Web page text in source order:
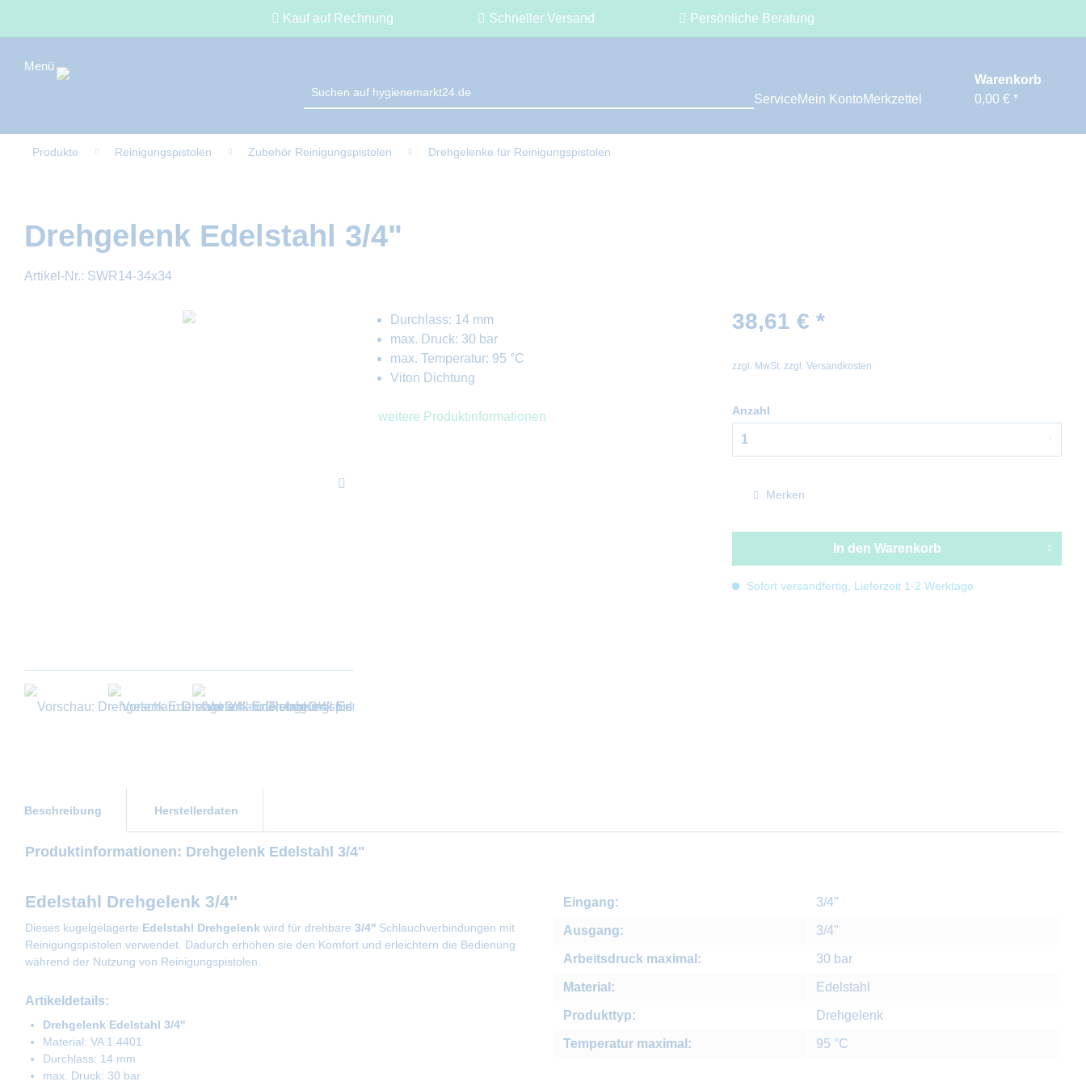
Kauf auf Rechnung Schneller Versand Persönliche Beratung
ServiceMein KontoMerkzettel
Warenkorb
0,00 € *
Produkte Reinigungspistolen Zubehör Reinigungspistolen Drehgelenke für Reinigungspistolen
Drehgelenk Edelstahl 3/4"
Artikel-Nr.: SWR14-34x34
Durchlass: 14 mm
max. Druck: 30 bar
max. Temperatur: 95 °C
Viton Dichtung
weitere Produktinformationen
38,61 € *
zzgl. MwSt. zzgl. Versandkosten
Anzahl
Merken
In den Warenkorb
Sofort versandfertig, Lieferzeit 1-2 Werktage
Beschreibung Herstellerdaten
Produktinformationen: Drehgelenk Edelstahl 3/4"
Edelstahl Drehgelenk 3/4''
Dieses kugelgelagerte Edelstahl Drehgelenk wird für drehbare 3/4'' Schlauchverbindungen mit
Reinigungspistolen verwendet. Dadurch erhöhen sie den Komfort und erleichtern die Bedienung
während der Nutzung von Reinigungspistolen.
Artikeldetails:
Drehgelenk Edelstahl 3/4''
Material: VA 1.4401
Durchlass: 14 mm
max. Druck: 30 bar
Eingang: 3/4''
Ausgang: 3/4''
Arbeitsdruck maximal: 30 bar
Material: Edelstahl
Produkttyp: Drehgelenk
Temperatur maximal: 95 °C